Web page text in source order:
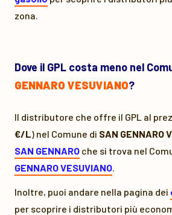
zona.
Dove il GPL costa meno nel
GENNARO VESUVIANO?
Il distributore che offre il GPL al
€/L) nel Comune di SAN GENNARO
SAN GENNARO che si trova nel
GENNARO VESUVIANO.
Inoltre, puoi andare nella pagina dei
per scoprire i distributori più